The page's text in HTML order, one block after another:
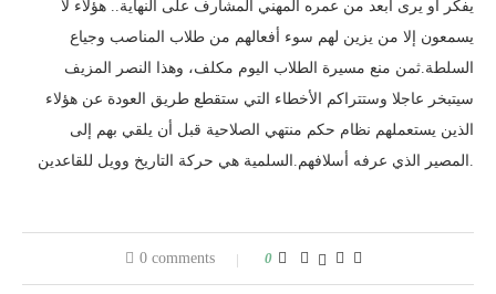
يفكر أو يرى أبعد من عمره المهني المشارف على النهاية.. هؤلاء لا
يسمعون إلا من يزين لهم سوء أفعالهم من طلاب المناصب وجياع
السلطة.ثمن منع مسيرة الطلاب اليوم مكلف، وهذا النصر المزيف
سيتبخر عاجلا وستتراكم الأخطاء التي ستقطع طريق العودة عن هؤلاء
الذين يستعملهم نظام حكم منتهي الصلاحية قبل أن يلقي بهم إلى
المصير الذي عرفه أسلافهم.السلمية هي حركة التاريخ وويل للقاعدين.
0 comments 0